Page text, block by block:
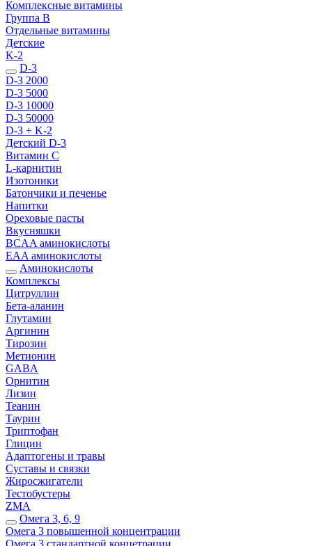
Комплексные витамины
Группа B
Отдельные витамины
Детские
K-2
D-3
D-3 2000
D-3 5000
D-3 10000
D-3 50000
D-3 + K-2
Детский D-3
Витамин С
L-карнитин
Изотоники
Батончики и печенье
Напитки
Ореховые пасты
Вкусняшки
BCAA аминокислоты
EAA аминокислоты
Аминокислоты
Комплексы
Цитруллин
Бета-аланин
Глутамин
Аргинин
Тирозин
Метионин
GABA
Орнитин
Лизин
Теанин
Таурин
Триптофан
Глицин
Адаптогены и травы
Суставы и связки
Жиросжигатели
Тестобустеры
ZMA
Омега 3, 6, 9
Омега 3 повышенной концентрации
Омега 3 стандартной концетрации